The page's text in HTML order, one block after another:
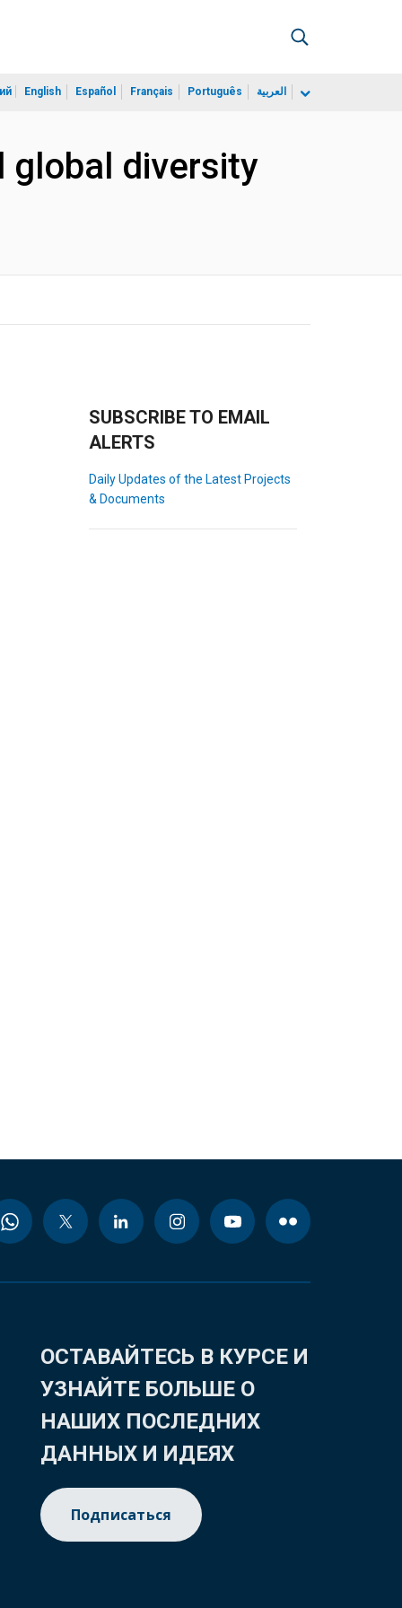
English Español Français Português العربية
global diversity
SUBSCRIBE TO EMAIL
ALERTS
Daily Updates of the Latest Projects
& Documents
ОСТАВАЙТЕСЬ В КУРСЕ И
УЗНАЙТЕ БОЛЬШЕ О
НАШИХ ПОСЛЕДНИХ
ДАННЫХ И ИДЕЯХ
Подписаться